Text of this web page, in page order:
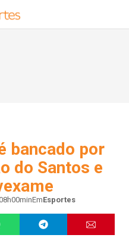
bancado por
do Santos e
EmEsportes